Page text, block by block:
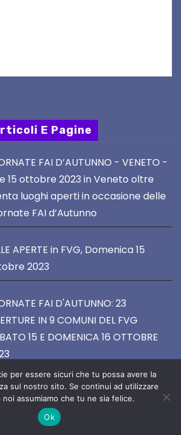
E Pagine
FAI D’AUTUNNO - VENETO -
15 ottobre 2023 in Veneto oltre
luoghi aperti in occasione delle
FAI d’Autunno
APERTE in FVG, Domenica 15
2023
FAI D'AUTUNNO: 23
IN 9 COMUNI DEL FVG
15 E DOMENICA 16 OTTOBRE
anni della Scuola dell'infanzia e
integrato "Maria Bambina" di Silea
per essere sicuri che tu possa avere la
sul nostro sito. Se continui ad utilizzare
assumiamo che tu ne sia felice.
Ok